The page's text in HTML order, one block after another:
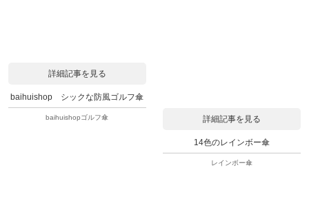
詳細記事を見る
baihuishop シックな防風ゴルフ傘
baihuishopゴルフ傘 詳細記事を見る
14色のレインボー傘
レインボー傘